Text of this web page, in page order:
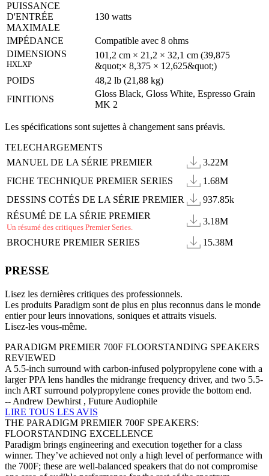
PUISSANCE
D'ENTRÉE
MAXIMALE
130 watts
IMPÉDANCE
Compatible avec 8 ohms
DIMENSIONS
HXLXP
101,2 cm × 21,2 × 32,1 cm (39,875
&quot;× 8,375 × 12,625&quot;)
POIDS
48,2 lb (21,88 kg)
FINITIONS
Gloss Black, Gloss White, Espresso Grain
MK 2
Les spécifications sont sujettes à changement sans préavis.
TELECHARGEMENTS
MANUEL DE LA SÉRIE PREMIER
3.22M
FICHE TECHNIQUE PREMIER SERIES
1.68M
DESSINS COTÉS DE LA SÉRIE PREMIER
937.85k
RÉSUMÉ DE LA SÉRIE PREMIER
Un résumé des critiques Premier Series.
3.18M
BROCHURE PREMIER SERIES 15.38M
PRESSE
Lisez les dernières critiques des professionnels.
Les produits Paradigm sont de plus en plus reconnus dans le monde
entier pour leurs innovations, soniques et attraits visuels.
Lisez-les vous-même.
PARADIGM PREMIER 700F FLOORSTANDING SPEAKERS
REVIEWED
A 5.5-inch surround with carbon-infused polypropylene cone with a
larger PPA lens handles the midrange frequency driver, and two 5.5-
inch ART surround polypropylene cones provide the bottom end.
-- Andrew Dewhirst , Future Audiophile
LIRE TOUS LES AVIS
THE PARADIGM PREMIER 700F SPEAKERS:
FLOORSTANDING EXCELLENCE
Paradigm brings engineering and execution together for a class
winner. They’ve achieved not only a high level of performance with
the 700F; these are well-balanced speakers that do not compromise